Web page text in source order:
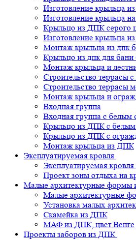
Изготовление крыльца
Изготовление крыльца
Крыльцо из ДПК серого
Изготовление крыльца
Монтаж крыльца из дпк
Крыльцо из дпк для
Монтаж крыльца и
Строительство террасы
Строительство террасы
Монтаж крыльца и
Входная группа
Входная группа с белым
Крыльцо из ДПК с
Крыльцо из ДПК с
Монтаж крыльца из ДПК
Эксплуатируемая кровля
Эксплуатируемая
Проект зоны отдыха на
Малые архитектурные формы
Малые архитектурные
Установка малых
Скамейка из ДПК
МАФ из ДПК, цвет Венге
Проекты заборов из ДПК